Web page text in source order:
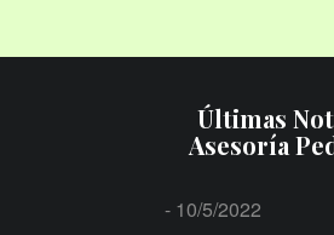
Últimas
Asesoría
- 10/5/2022